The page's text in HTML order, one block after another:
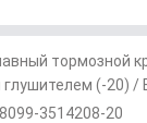
тормозной
глушителем (-20)
8099-3514208-20